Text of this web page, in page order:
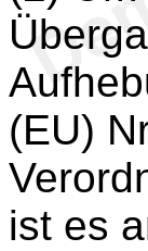
(EU)
ist es